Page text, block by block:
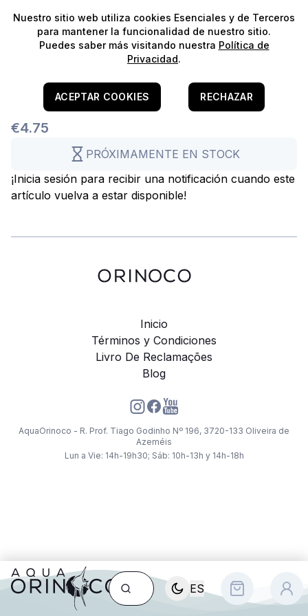
⭐️¡Envíos gratis para pedidos superiores a 60€!*⭐️
ES
Aquascaping/Hardscape - Rochas
Hole Stone
€4.75
PRÓXIMAMENTE EN STOCK
¡Inicia sesión para recibir una notificación cuando este
artículo vuelva a estar disponible!
Inicio
Términos y Condiciones
Livro De Reclamações
Blog
AquaOrinoco - R. Prof. Tiago Godinho Nº 196, 3720-133 Oliveira de
Azeméis
Lun a Vie: 14h-19h30; Sáb: 10h-13h y 14h-18h
Nuestro sitio web utiliza cookies Esenciales y de Terceros
para mantener la funcionalidad de nuestro sitio.
Puedes saber más visitando nuestra Política de
Privacidad.
ACEPTAR COOKIES RECHAZAR